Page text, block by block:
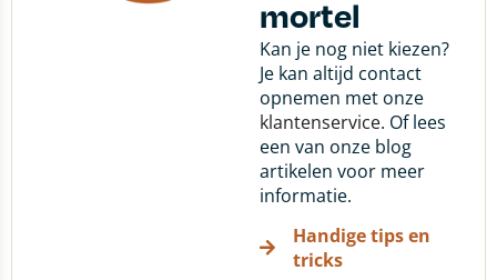
mortel
Kan je nog niet kiezen?
Je kan altijd contact
opnemen met onze
klantenservice. Of lees
een van onze blog
artikelen voor meer
informatie.
Handige tips en
tricks